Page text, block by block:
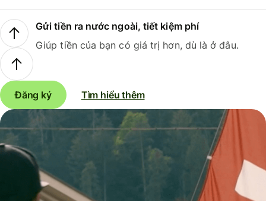
Gửi tiền ra nước ngoài, tiết kiệm phí
Giúp tiền của bạn có giá trị hơn, dù là ở đâu.
Đăng ký Tìm hiểu thêm